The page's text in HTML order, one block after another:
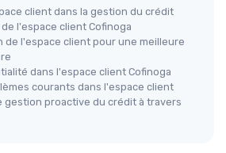
client dans la gestion du crédit
l'espace client Cofinoga
de l'espace client pour une meilleure
dans l'espace client Cofinoga
courants dans l'espace client
gestion proactive du crédit à travers